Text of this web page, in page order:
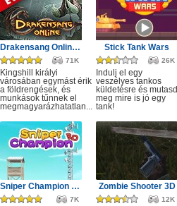
Drakensang Online - Kingshill férges csatornái
71K
Kingshill királyi
városában egymást érik
a földrengések, és
munkások tűnnek el
megmagyarázhatatlan...
Stick Tank Wars
26K
Indulj el egy
veszélyes tankos
küldetésre és mutasd
meg mire is jó egy
tank!
Sniper Champion 3D
7K
Zombie Shooter 3D
12K